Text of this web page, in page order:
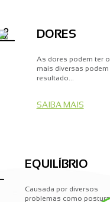
DORES
As dores podem ter
mais diversas podem
resultado...
SAIBA MAIS
EQUILÍBRIO
Causada por diversos
problemas como postura